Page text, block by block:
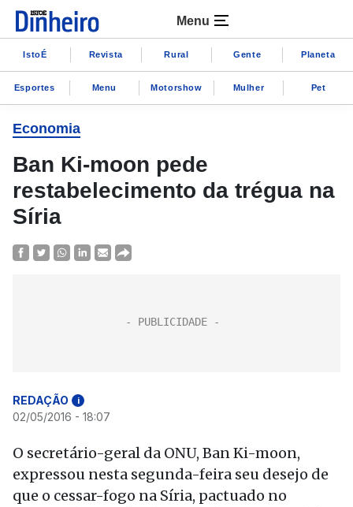
Menu
IstoÉ Revista Rural Gente Planeta
Esportes Menu Motorshow Mulher Pet
Economia
Ban Ki-moon pede
restabelecimento da trégua na
Síria
REDAÇÃO i
02/05/2016 - 18:07
O secretário-geral da ONU, Ban Ki-moon,
expressou nesta segunda-feira seu desejo de
que o cessar-fogo na Síria, pactuado no